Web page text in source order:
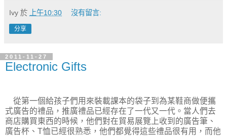
Ivy 於 上午10:30 沒有留言:
分享
2011-11-27
Electronic Gifts
從第一個給孩子們用來裝載課本的袋子到為某鞋商做便攜
式廣告的禮品，推廣禮品已經存在了一代又一代。當人們去
商店購買東西的時候，他們對在貿易展覽上收到的廣告筆、
廣告杯、T恤已經很熟悉，他們都覺得這些禮品很有用，而他